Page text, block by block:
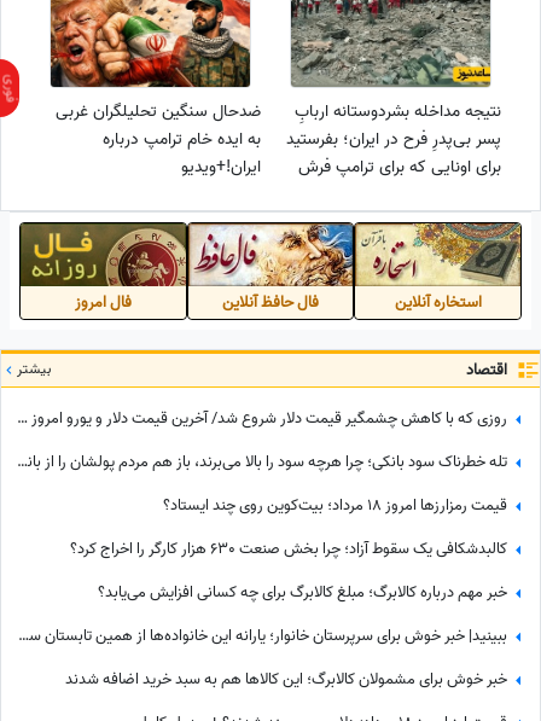
نتیجه مداخله بشردوستانه اربابِ
پسر بی‌پدرِ فرح در ایران‎؛ بفرستید
برای اونایی که برای ترامپ فرش
ضدحال سنگین تحلیلگران غربی
به ایده خام ترامپ درباره
ایران!+ویدیو
استخاره آنلاین فال حافظ آنلاین فال امروز
اقتصاد بیشتر
روزی که با کاهش چشمگیر قیمت دلار شروع شد/ آخرین قیمت دلار و یورو امروز سه‌شنبه 30 تیر 1405
تله خطرناک سود بانکی؛ چرا هرچه سود را بالا می‌برند، باز هم مردم پولشان را از بانکها برمی‌دارند؟
قیمت رمزارزها امروز 18 مرداد؛ بیت‌کوین روی چند ایستاد؟
کالبدشکافی یک سقوط آزاد؛ چرا بخش صنعت 630 هزار کارگر را اخراج کرد؟
خبر مهم درباره کالابرگ؛ مبلغ کالابرگ برای چه کسانی افزایش می‌یابد؟
ببینید| خبر خوش برای سرپرستان خانوار؛ یارانه این خانواده‌ها از همین تابستان سه برابر می‌شود!
خبر خوش برای مشمولان کالابرگ؛ این کالاها هم به سبد خرید اضافه شدند